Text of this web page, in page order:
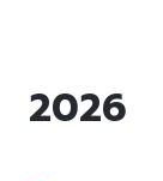
2026